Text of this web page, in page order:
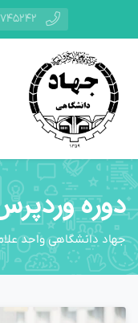
دوره
جهاد دانشگاهی واحد